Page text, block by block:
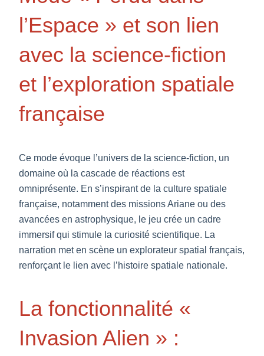
l’Espace » et son lien
avec la science-fiction
et l’exploration spatiale
française
Ce mode évoque l’univers de la science-fiction, un
domaine où la cascade de réactions est
omniprésente. En s’inspirant de la culture spatiale
française, notamment des missions Ariane ou des
avancées en astrophysique, le jeu crée un cadre
immersif qui stimule la curiosité scientifique. La
narration met en scène un explorateur spatial français,
renforçant le lien avec l’histoire spatiale nationale.
La fonctionnalité «
Invasion Alien » :